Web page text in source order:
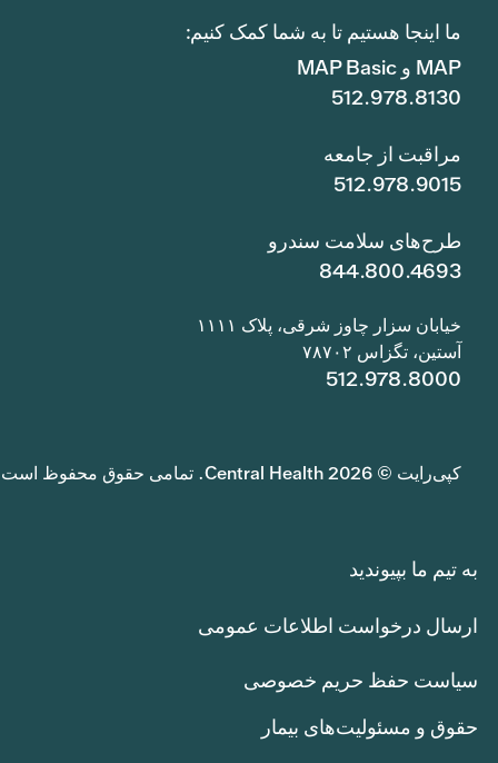
ما اینجا هستیم تا به شما کمک کنیم:
MAP و MAP Basic
512.978.8130
مراقبت از جامعه
512.978.9015
طرح‌های سلامت سندرو
844.800.4693
خیابان سزار چاوز شرقی، پلاک ۱۱۱۱
آستین، تگزاس ۷۸۷۰۲
512.978.8000
کپی‌رایت © 2026 Central Health. تمامی حقوق محفوظ است.
به تیم ما بپیوندید
ارسال درخواست اطلاعات عمومی
سیاست حفظ حریم خصوصی
حقوق و مسئولیت‌های بیمار